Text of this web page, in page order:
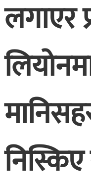
लगाएर